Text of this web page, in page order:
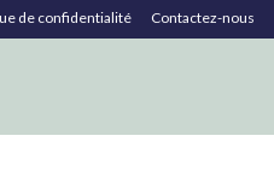
de confidentialité Contactez-nous